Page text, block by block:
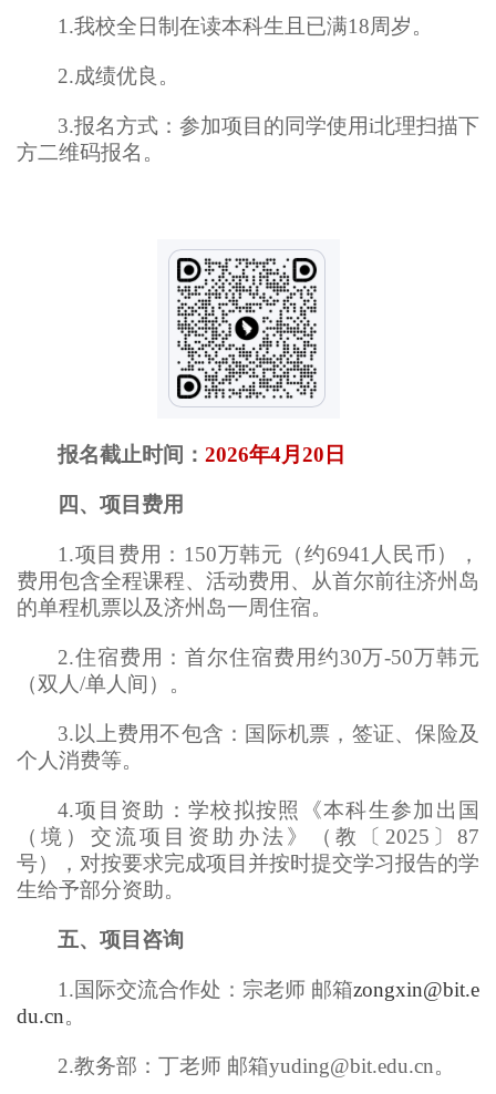
1.我校全日制在读本科生且已满18周岁。
2.成绩优良。
3.报名方式： 参加项目的同学使用i北理扫描下
方二维码报名。
报名截止时间： 2026年4月 20 日
四、项目费用
1.项目费用：150万韩元（约6941人民币），
费用包含全程课程、活动费用、从首尔前往济州岛
的单程机票以及济州岛一周住宿。
2.住宿费用：首尔住宿费用约30万-50万韩元
（双人/单人间）。
3.以上费用不包含：国际机票，签证、保险及
个人消费等。
4.项目资助：学校拟按照《本科生参加出国
（境）交流项目资助办法》（教〔2025〕87
号），对按要求完成项目并按时提交学习报告的学
生给予部分资助。
五、项目咨询
1.国际交流合作处：宗老师 邮箱zongxin@bit.e
du.cn。
2.教务部：丁老师 邮箱yuding@bit.edu.cn。